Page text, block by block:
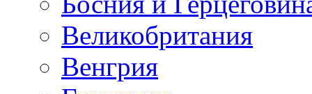
Великобритания
Венгрия